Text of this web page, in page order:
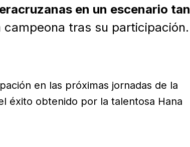
en un escenario tan
campeona tras su participación.
en las próximas jornadas de la
éxito obtenido por la talentosa Hana